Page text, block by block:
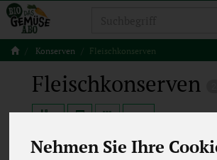
Nehmen Sie Ihre
Konserven Fleischkonserven
Fleischkonserven
12